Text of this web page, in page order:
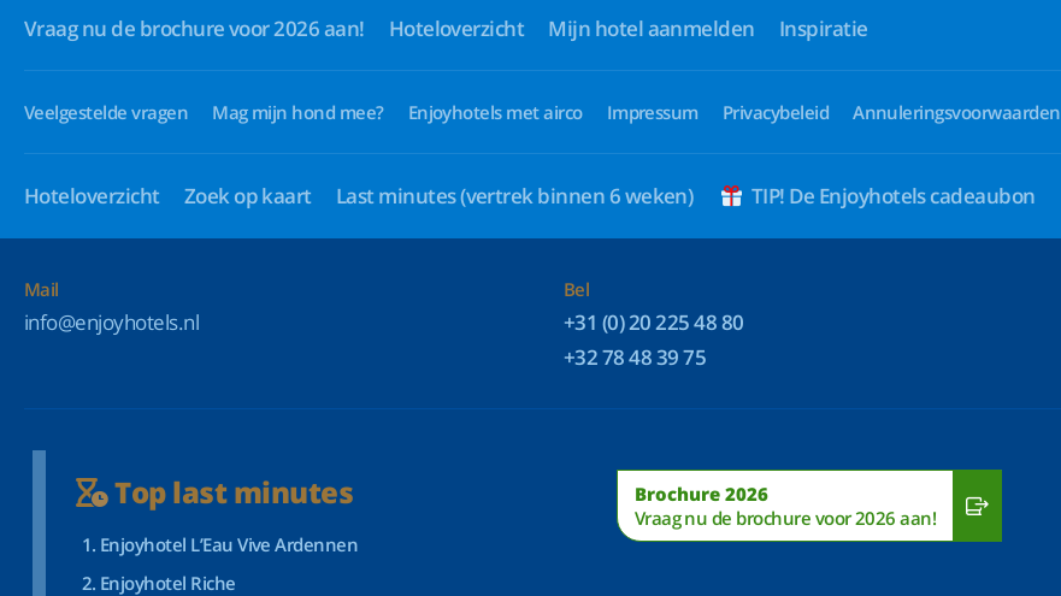
Vraag nu de brochure voor 2026 aan! Hoteloverzicht Mijn hotel aanmelden Inspiratie
Veelgestelde vragen Mag mijn hond mee? Enjoyhotels met airco Impressum Privacybeleid Annuleringsvoorwaarden
Hoteloverzicht Zoek op kaart Last minutes(vertrek binnen 6 weken) TIP! De Enjoyhotels cadeaubon
Mail
info@enjoyhotels.nl
Bel
+31 (0) 20 225 48 80
+32 78 48 39 75
Top last minutes
Enjoyhotel L’Eau Vive Ardennen
Enjoyhotel Riche
Brochure 2026
Vraag nu de brochure voor 2026 aan!